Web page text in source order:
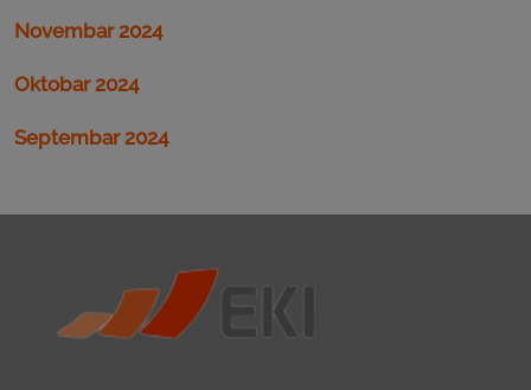
Novembar 2024
Oktobar 2024
Septembar 2024